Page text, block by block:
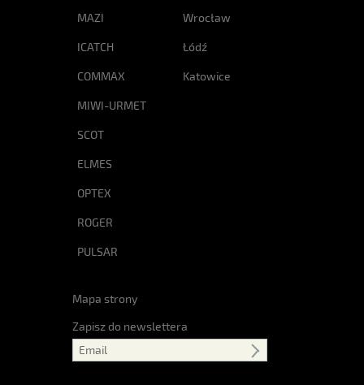
MAZI
ICATCH
COMMAX
MIWI-URMET
SCOT
ELMES
OPTEX
ROGER
PULSAR
Wrocław
Łódź
Katowice
Mapa strony
Zapisz do newslettera